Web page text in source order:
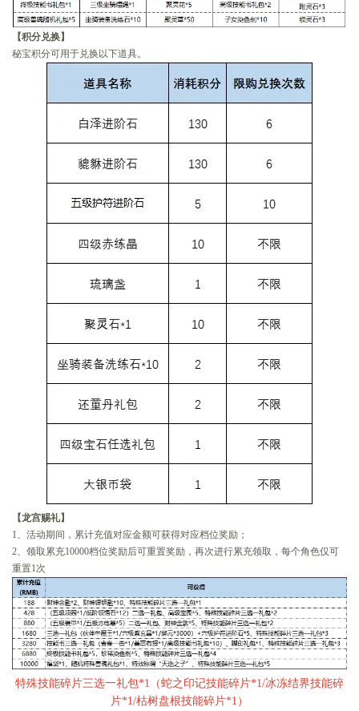
【积分兑换】
秘宝积分可用于兑换以下道具。
【龙宫赐礼】
1、活动期间，累计充值对应金额可获得对应档位奖励；
2、领取累充10000档位奖励后可重置奖励，再次进行累充领取，每个角色仅可
重置1次
特殊技能碎片三选一礼包*1（蛇之印记技能碎片*1/冰冻结界技能碎
片*1/枯树盘根技能碎片*1）